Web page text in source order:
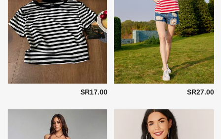
SR27.00
SR17.00